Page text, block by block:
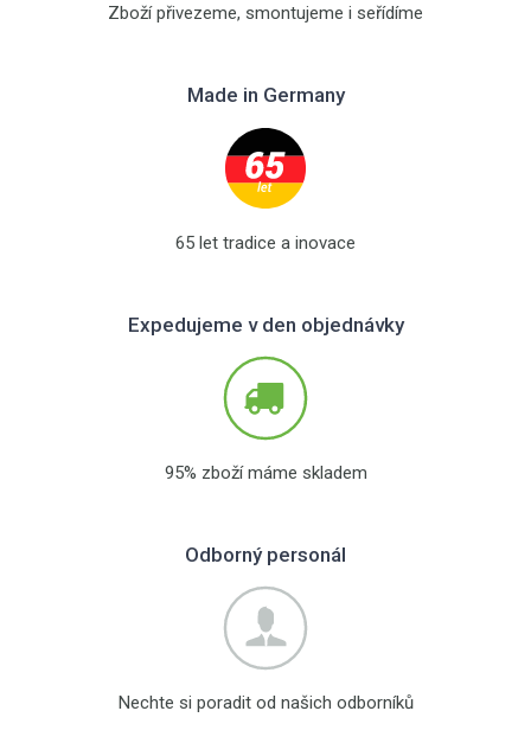
Zboží přivezeme, smontujeme i seřídíme
Made in Germany
65 let tradice a inovace
Expedujeme v den objednávky
95% zboží máme skladem
Odborný personál
Nechte si poradit od našich odborníků